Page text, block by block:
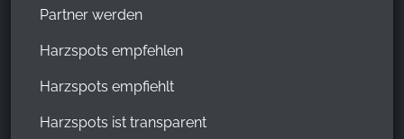
Partner werden
Harzspots empfehlen
Harzspots empfiehlt
Harzspots ist transparent